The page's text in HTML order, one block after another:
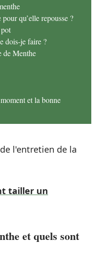
qu’elle repousse ?
dois-je faire ?
de Menthe
et la bonne
tailler un
et quels sont